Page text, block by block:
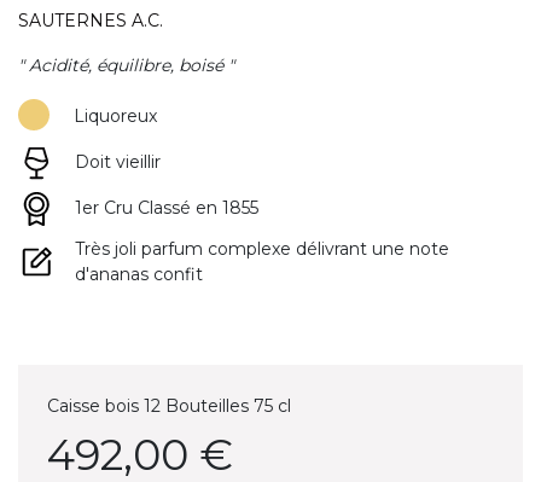
SAUTERNES A.C.
" Acidité, équilibre, boisé "
Liquoreux
Doit vieillir
1er Cru Classé en 1855
Très joli parfum complexe délivrant une note
d'ananas confit
Caisse bois 12 Bouteilles 75 cl
492,00 €